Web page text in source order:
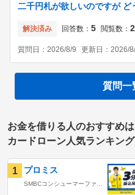
二千円札が欲しいのですが ど
解決済み 回答数： 5 閲覧数：
質問日： 2026/8/9 更新日： 2026/
質問一
お金を借りる人のおすすめは
カードローン人気ランキング
1 プロミス
SMBCコンシューマーファイ